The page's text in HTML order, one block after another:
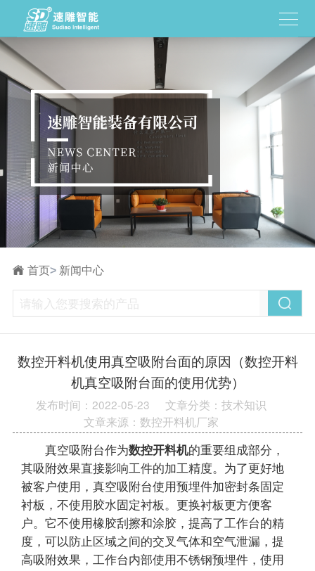
首页> 新闻中心
数控开料机使用真空吸附台面的原因（数控开料
机真空吸附台面的使用优势）
发布时间：2022-05-23
文章分类：技术知识
文章来源：数控开料机厂家
真空吸附台作为数控开料机的重要组成部分，
其吸附效果直接影响工件的加工精度。为了更好地
被客户使用，真空吸附台使用预埋件加密封条固定
衬板，不使用胶水固定衬板。更换衬板更方便客
户。它不使用橡胶刮擦和涂胶，提高了工作台的精
度，可以防止区域之间的交叉气体和空气泄漏，提
高吸附效果，工作台内部使用不锈钢预埋件，使用